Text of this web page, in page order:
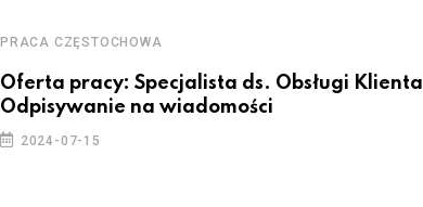
PRACA CZĘSTOCHOWA
Oferta pracy: Specjalista ds. Obsługi Klienta
Odpisywanie na wiadomości
2024-07-15